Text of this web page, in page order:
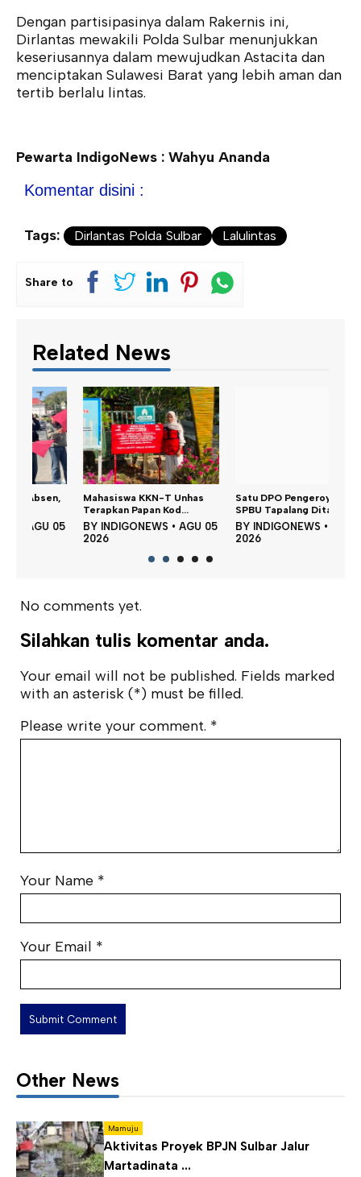
Dengan partisipasinya dalam Rakernis ini,
Dirlantas mewakili Polda Sulbar menunjukkan
keseriusannya dalam mewujudkan Astacita dan
menciptakan Sulawesi Barat yang lebih aman dan
tertib berlalu lintas.
Pewarta IndigoNews : Wahyu Ananda
Komentar disini :
Tags: Dirlantas Polda Sulbar Lalulintas
Share to
Related News
Mahasiswa KKN-T Unhas
Terapkan Papan Kod...
BY INDIGONEWS •AGU 05
Satu DPO Pengeroyokan
SPBU Tapalang Dita...
BY INDIGONEWS •AGU 05
No comments yet.
Silahkan tulis komentar anda.
Your email will not be published. Fields marked
with an asterisk (*) must be filled.
Please write your comment. *
Your Name *
Your Email *
Other News
Mamuju
Aktivitas Proyek BPJN Sulbar Jalur
Martadinata ...